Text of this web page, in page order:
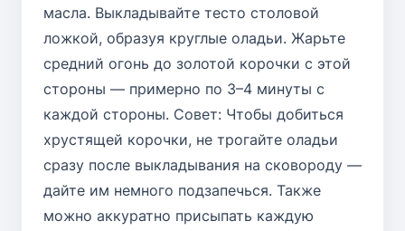
масла. Выкладывайте тесто столовой
ложкой, образуя круглые оладьи. Жарьте
средний огонь до золотой корочки с этой
стороны — примерно по 3–4 минуты с
каждой стороны. Совет: Чтобы добиться
хрустящей корочки, не трогайте оладьи
сразу после выкладывания на сковороду —
дайте им немного подзапечься. Также
можно аккуратно присыпать каждую